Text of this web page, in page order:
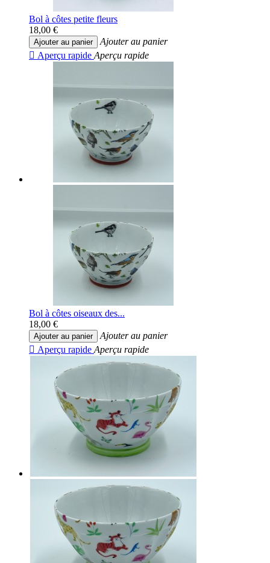
Bol à côtes petite fleurs
18,00 €
Ajouter au panier
Ajouter au panier
 Aperçu rapide Aperçu rapide
Bol à côtes oiseaux des...
18,00 €
Ajouter au panier
Ajouter au panier
 Aperçu rapide Aperçu rapide